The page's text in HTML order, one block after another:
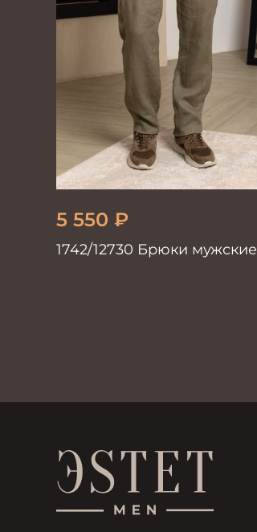
5 550 ₽
1742/12730 Брюки мужские